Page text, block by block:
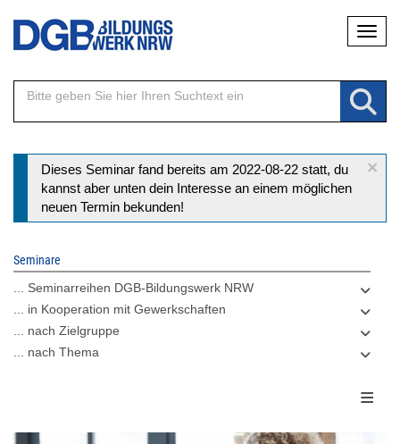
Direkt
Inhalt
×
Statusmeldung
Dieses Seminar fand bereits am 2022-08-22 statt, du
kannst aber unten dein Interesse an einem möglichen
neuen Termin bekunden!
Seminare
... Seminarreihen DGB-Bildungswerk NRW
... in Kooperation mit Gewerkschaften
... nach Zielgruppe
... nach Thema